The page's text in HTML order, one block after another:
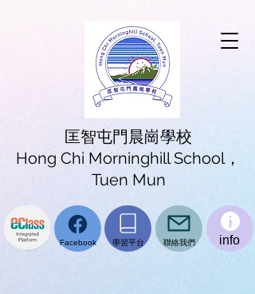
匡智屯門晨崗學校
Hong Chi Morninghill School，
Tuen Mun
Facebook 學習平台 聯絡我們 info